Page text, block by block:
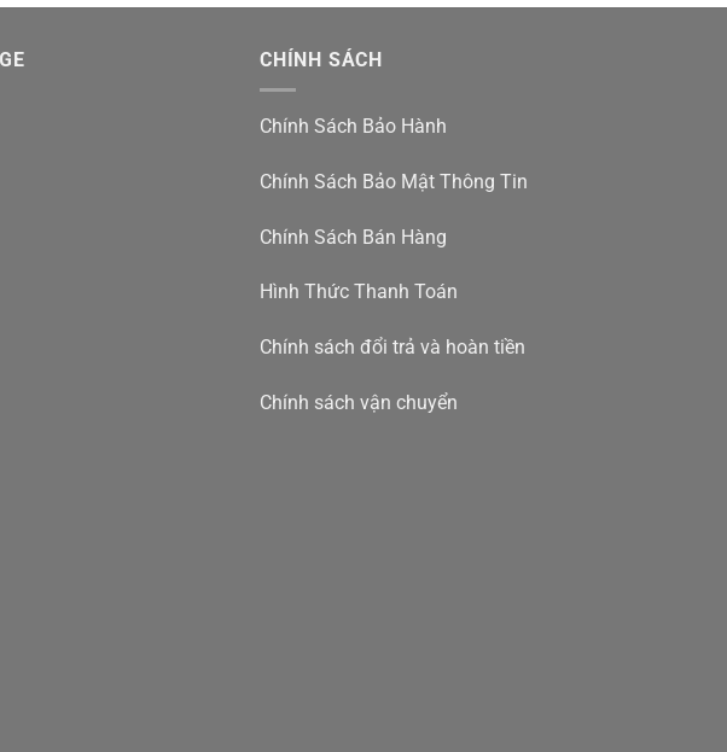
CHÍNH SÁCH
Chính Sách Bảo Hành
Chính Sách Bảo Mật Thông Tin
Chính Sách Bán Hàng
Hình Thức Thanh Toán
Chính sách đổi trả và hoàn tiền
Chính sách vận chuyển